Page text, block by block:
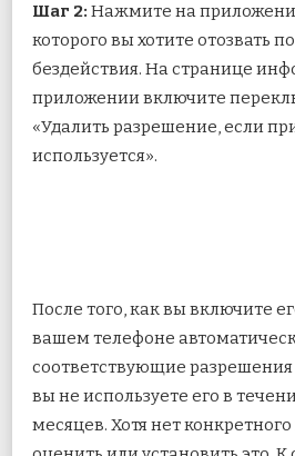
Шаг 2: Нажмите на
которого вы хотите отозвать
бездействия. На странице
приложении включите
«Удалить разрешение, если
используется».
После того, как вы включите
вашем телефоне
соответствующие
вы не используете его в
месяцев. Хотя нет